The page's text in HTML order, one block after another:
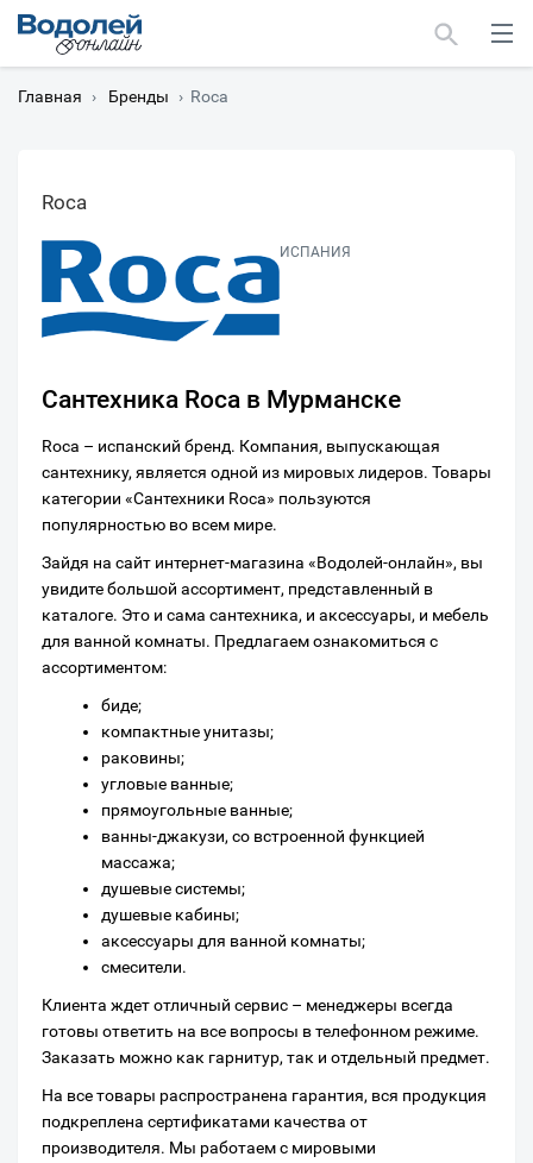
Главная › Бренды › Roca
Roca
ИСПАНИЯ
Сантехника Roca в Мурманске
Roca – испанский бренд. Компания, выпускающая
сантехнику, является одной из мировых лидеров. Товары
категории «Сантехники Roca» пользуются
популярностью во всем мире.
Зайдя на сайт интернет-магазина «Водолей-онлайн», вы
увидите большой ассортимент, представленный в
каталоге. Это и сама сантехника, и аксессуары, и мебель
для ванной комнаты. Предлагаем ознакомиться с
ассортиментом:
биде;
компактные унитазы;
раковины;
угловые ванные;
прямоугольные ванные;
ванны-джакузи, со встроенной функцией
массажа;
душевые системы;
душевые кабины;
аксессуары для ванной комнаты;
смесители.
Клиента ждет отличный сервис – менеджеры всегда
готовы ответить на все вопросы в телефонном режиме.
Заказать можно как гарнитур, так и отдельный предмет.
На все товары распространена гарантия, вся продукция
подкреплена сертификатами качества от
производителя. Мы работаем с мировыми
Мурманск